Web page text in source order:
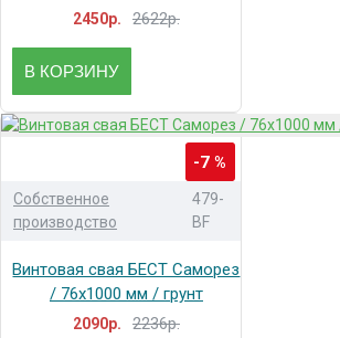
2450р. 2622р.
В КОРЗИНУ
-7 %
Собственное
производство
479-
BF
Винтовая свая БЕСТ Саморез
/ 76x1000 мм / грунт
2090р. 2236р.